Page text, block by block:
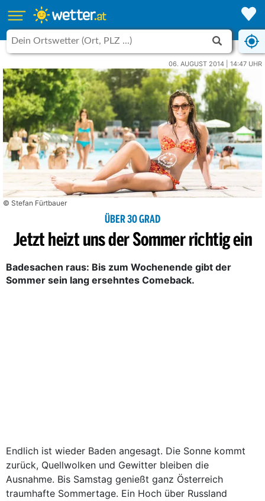
06. AUGUST 2014 | 14:47 UHR
© Stefan Fürtbauer
ÜBER 30 GRAD
Jetzt heizt uns der Sommer richtig ein
Badesachen raus: Bis zum Wochenende gibt der
Sommer sein lang ersehntes Comeback.
Endlich ist wieder Baden angesagt. Die Sonne kommt
zurück, Quellwolken und Gewitter bleiben die
Ausnahme. Bis Samstag genießt ganz Österreich
traumhafte Sommertage. Ein Hoch über Russland